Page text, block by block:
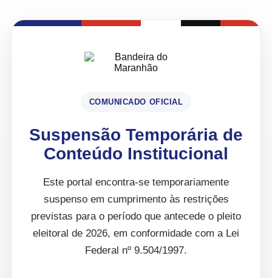
COMUNICADO OFICIAL
Suspensão Temporária de
Conteúdo Institucional
Este portal encontra-se temporariamente
suspenso em cumprimento às restrições
previstas para o período que antecede o pleito
eleitoral de 2026, em conformidade com a Lei
Federal nº 9.504/1997.